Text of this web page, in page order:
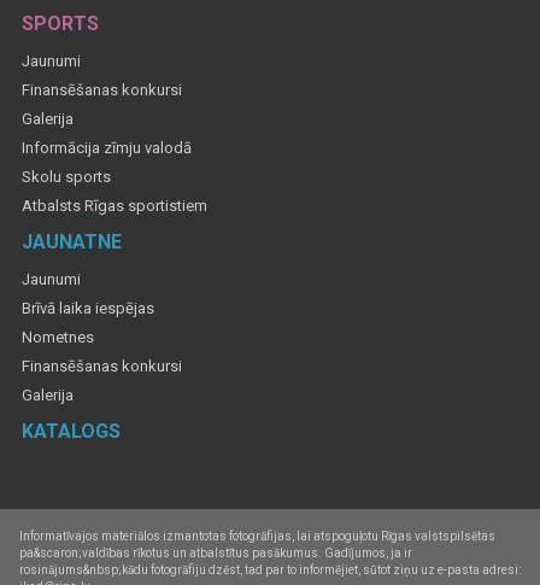
SPORTS
Jaunumi
Finansēšanas konkursi
Galerija
Informācija zīmju valodā
Skolu sports
Atbalsts Rīgas sportistiem
JAUNATNE
Jaunumi
Brīvā laika iespējas
Nometnes
Finansēšanas konkursi
Galerija
KATALOGS
Informatīvajos materiālos izmantotas fotogrāfijas, lai atspoguļotu Rīgas valstspilsētas
pa&scaron;valdības rīkotus un atbalstītus pasākumus. Gadījumos, ja ir
rosinājums&nbsp;kādu fotogrāfiju dzēst, tad par to informējiet, sūtot ziņu uz e-pasta adresi: